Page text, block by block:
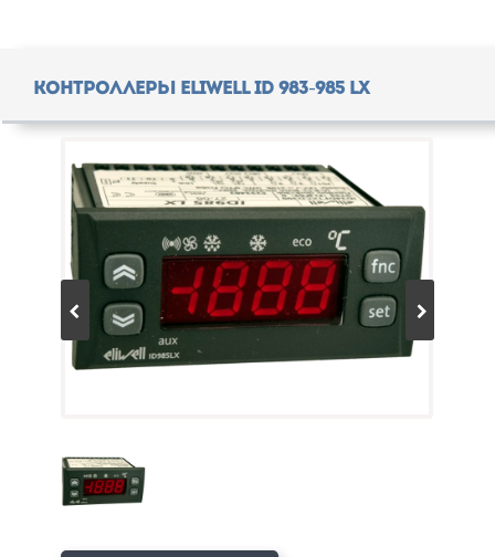
Контроллеры Eliwell ID 983-985 LX